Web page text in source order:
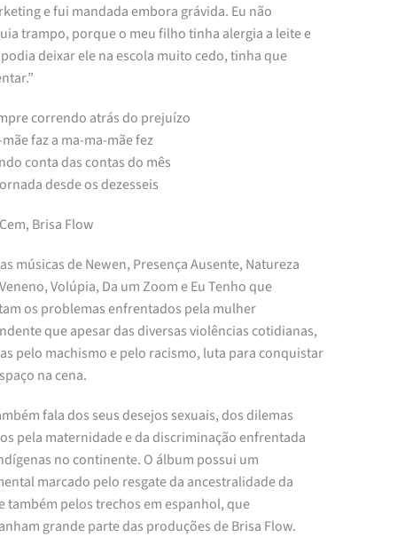
e fui mandada embora grávida. Eu não
trampo, porque o meu filho tinha alergia a leite e
deixar ele na escola muito cedo, tinha que
correndo atrás do prejuízo
faz a ma-ma-mãe fez
conta das contas do mês
desde os dezesseis
Brisa Flow
músicas de Newen, Presença Ausente, Natureza
Volúpia, Da um Zoom e Eu Tenho que
os problemas enfrentados pela mulher
que apesar das diversas violências cotidianas,
pelo machismo e pelo racismo, luta para conquistar
na cena.
fala dos seus desejos sexuais, dos dilemas
pela maternidade e da discriminação enfrentada
no continente. O álbum possui um
marcado pelo resgate da ancestralidade da
também pelos trechos em espanhol, que
grande parte das produções de Brisa Flow.